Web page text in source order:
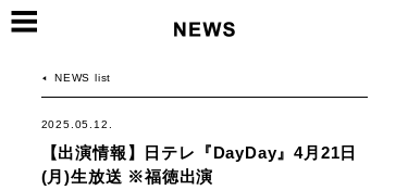
NEWS list
2025.05.12.
【出演情報】日テレ『DayDay』4月21日
(月)生放送 ※福徳出演